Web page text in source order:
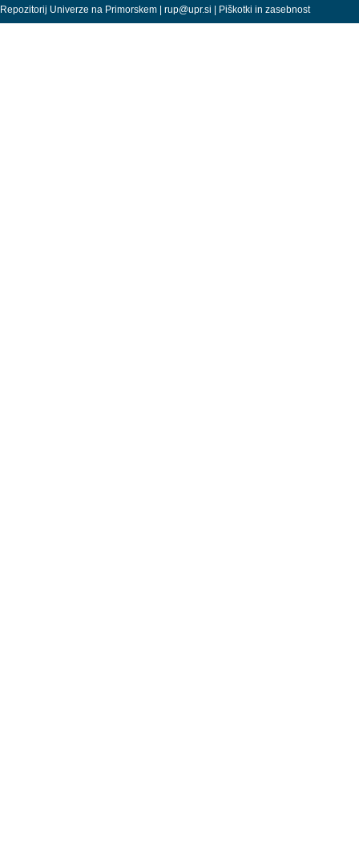
Repozitorij Univerze na Primorskem | rup@upr.si | Piškotki in zasebnost